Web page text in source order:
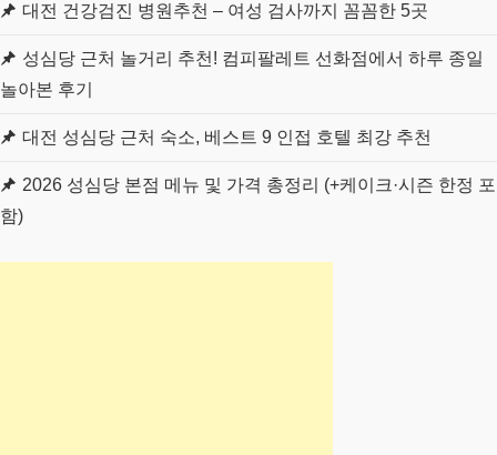
지
매
김
대전 건강검진 병원추천 – 여성 검사까지 꼼꼼한 5곳
성심당 근처 놀거리 추천! 컴피팔레트 선화점에서 하루 종일
놀아본 후기
대전 성심당 근처 숙소, 베스트 9 인접 호텔 최강 추천
2026 성심당 본점 메뉴 및 가격 총정리 (+케이크·시즌 한정 포
함)